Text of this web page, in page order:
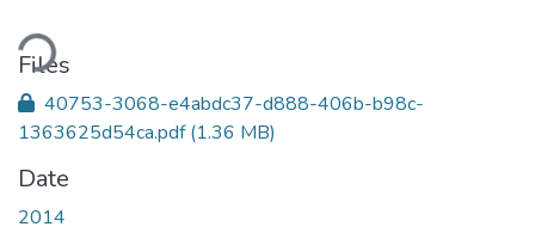
Files
40753-3068-e4abdc37-d888-406b-b98c-
1363625d54ca.pdf(1.36 MB)
Date
2014